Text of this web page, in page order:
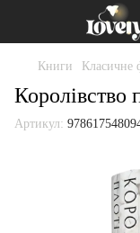
Книги Класичне
Королівство
Артикул: